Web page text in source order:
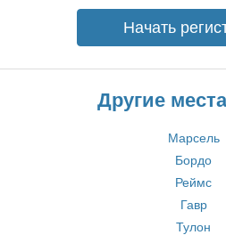
Начать
Другие
Марсель
Бордо
Реймс
Гавр
Тулон